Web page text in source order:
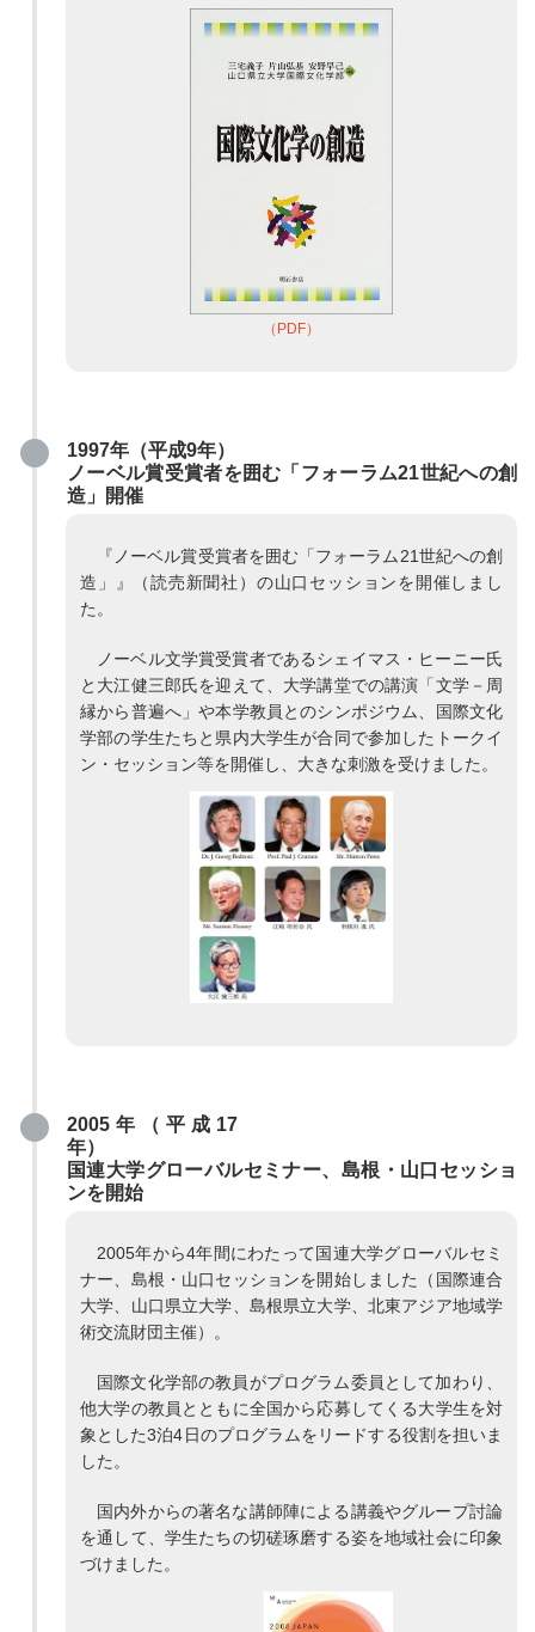
（PDF）
1997年（平成9年）
ノーベル賞受賞者を囲む「フォーラム21世紀への創
造」開催
『ノーベル賞受賞者を囲む「フォーラム21世紀への創
造」』（読売新聞社）の山口セッションを開催しまし
た。
ノーベル文学賞受賞者であるシェイマス・ヒーニー氏
と大江健三郎氏を迎えて、大学講堂での講演「文学－周
縁から普遍へ」や本学教員とのシンポジウム、国際文化
学部の学生たちと県内大学生が合同で参加したトークイ
ン・セッション等を開催し、大きな刺激を受けました。
2005年（平成17
年）
国連大学グローバルセミナー、島根・山口セッショ
ンを開始
2005年から4年間にわたって国連大学グローバルセミ
ナー、島根・山口セッションを開始しました（国際連合
大学、山口県立大学、島根県立大学、北東アジア地域学
術交流財団主催）。
国際文化学部の教員がプログラム委員として加わり、
他大学の教員とともに全国から応募してくる大学生を対
象とした3泊4日のプログラムをリードする役割を担いま
した。
国内外からの著名な講師陣による講義やグループ討論
を通して、学生たちの切磋琢磨する姿を地域社会に印象
づけました。